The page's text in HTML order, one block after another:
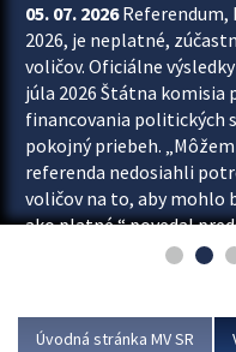
05. 07. 2026Referendum,
2026, je neplatné,
voličov. Oficiálne
júla 2026 Štátna komisia
financovania politických
pokojný priebeh.
referenda nedosiahli
voličov na to, aby mohlo
ako platné,“ povedal
a kontrolu financovania
Úvodná stránka MV SR